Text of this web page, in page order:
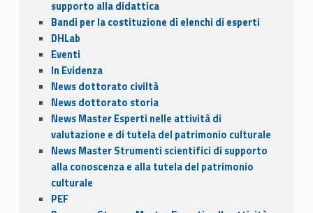
supporto alla didattica
Bandi per la costituzione di elenchi di esperti
DHLab
Eventi
In Evidenza
News dottorato civiltà
News dottorato storia
News Master Esperti nelle attività di
valutazione e di tutela del patrimonio culturale
News Master Strumenti scientifici di supporto
alla conoscenza e alla tutela del patrimonio
culturale
PEF